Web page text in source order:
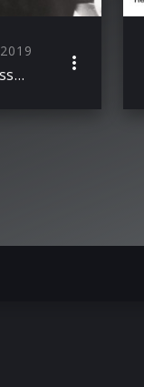
2019
Heinz Holliger: Essentials